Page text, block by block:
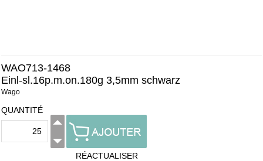
WAO713-1468
Einl-sl.16p.m.on.180g 3,5mm schwarz
Wago
QUANTITÉ
RÉACTUALISER